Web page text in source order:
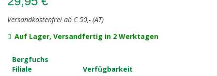
Versandkostenfrei ab € 50,- (AT)
Auf Lager, Versandfertig in 2 Werktagen
Bergfuchs
Filiale
Verfügbarkeit